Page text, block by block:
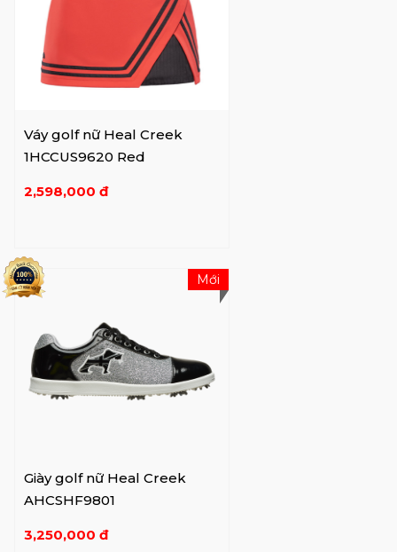
Váy golf nữ Heal Creek
1HCCUS9620 Red
2,598,000 đ
Giày golf nữ Heal Creek
AHCSHF9801
3,250,000 đ
Mới